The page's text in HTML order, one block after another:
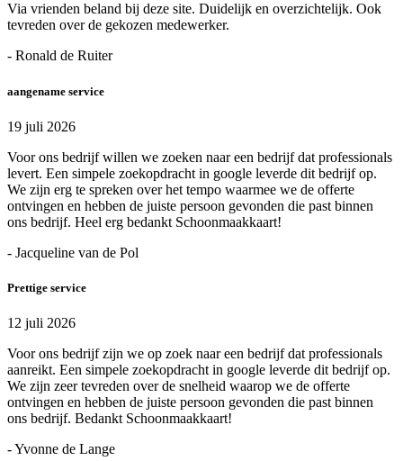
Via vrienden beland bij deze site. Duidelijk en overzichtelijk. Ook
tevreden over de gekozen medewerker.
- Ronald de Ruiter
aangename service
19 juli 2026
Voor ons bedrijf willen we zoeken naar een bedrijf dat professionals
levert. Een simpele zoekopdracht in google leverde dit bedrijf op.
We zijn erg te spreken over het tempo waarmee we de offerte
ontvingen en hebben de juiste persoon gevonden die past binnen
ons bedrijf. Heel erg bedankt Schoonmaakkaart!
- Jacqueline van de Pol
Prettige service
12 juli 2026
Voor ons bedrijf zijn we op zoek naar een bedrijf dat professionals
aanreikt. Een simpele zoekopdracht in google leverde dit bedrijf op.
We zijn zeer tevreden over de snelheid waarop we de offerte
ontvingen en hebben de juiste persoon gevonden die past binnen
ons bedrijf. Bedankt Schoonmaakkaart!
- Yvonne de Lange